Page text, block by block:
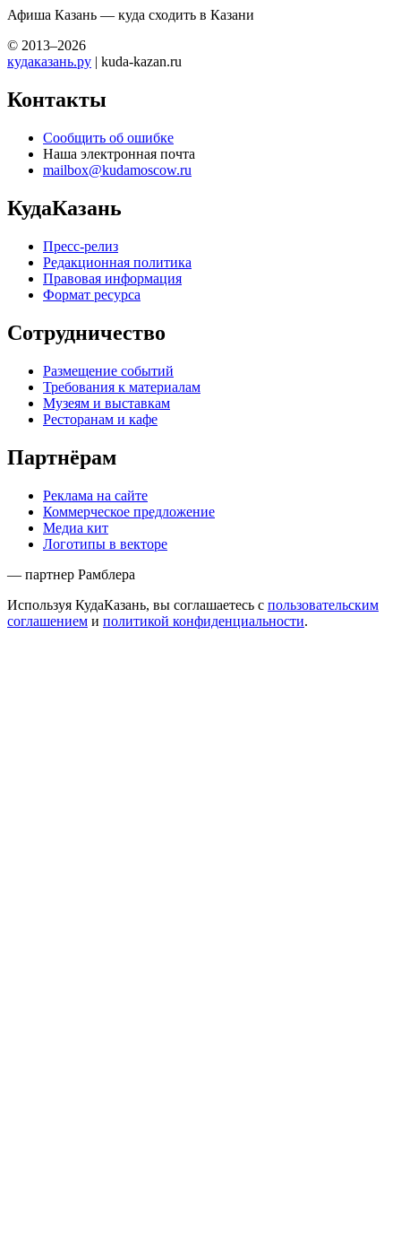
Афиша Казань — куда сходить в Казани
© 2013–2026
кудаказань.ру | kuda-kazan.ru
Контакты
Сообщить об ошибке
Наша электронная почта
mailbox@kudamoscow.ru
КудаКазань
Пресс-релиз
Редакционная политика
Правовая информация
Формат ресурса
Сотрудничество
Размещение событий
Требования к материалам
Музеям и выставкам
Ресторанам и кафе
Партнёрам
Реклама на сайте
Коммерческое предложение
Медиа кит
Логотипы в векторе
— партнер Рамблера
Используя КудаКазань, вы соглашаетесь с пользовательским
соглашением и политикой конфиденциальности.